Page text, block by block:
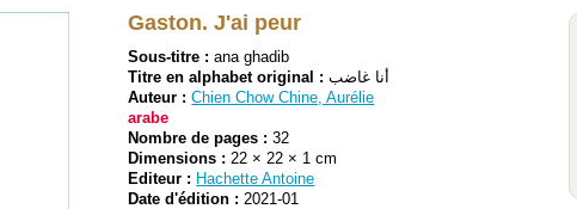
Gaston. J'ai peur
Sous-titre : ana ghadib
Titre en alphabet original : أنا غاضب
Auteur :Chien Chow Chine, Aurélie
arabe
Nombre de pages : 32
Dimensions : 22 × 22 × 1 cm
Editeur : Hachette Antoine
Date d'édition : 2021-01